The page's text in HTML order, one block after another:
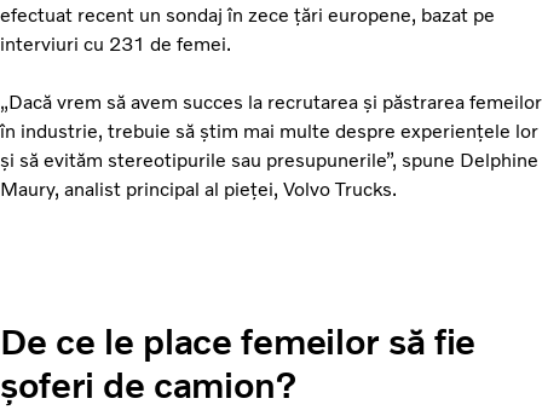
efectuat recent un sondaj în zece țări europene, bazat pe
interviuri cu 231 de femei.
„Dacă vrem să avem succes la recrutarea și păstrarea femeilor
în industrie, trebuie să știm mai multe despre experiențele lor
și să evităm stereotipurile sau presupunerile”, spune Delphine
Maury, analist principal al pieței, Volvo Trucks.
De ce le place femeilor să fie
șoferi de camion?